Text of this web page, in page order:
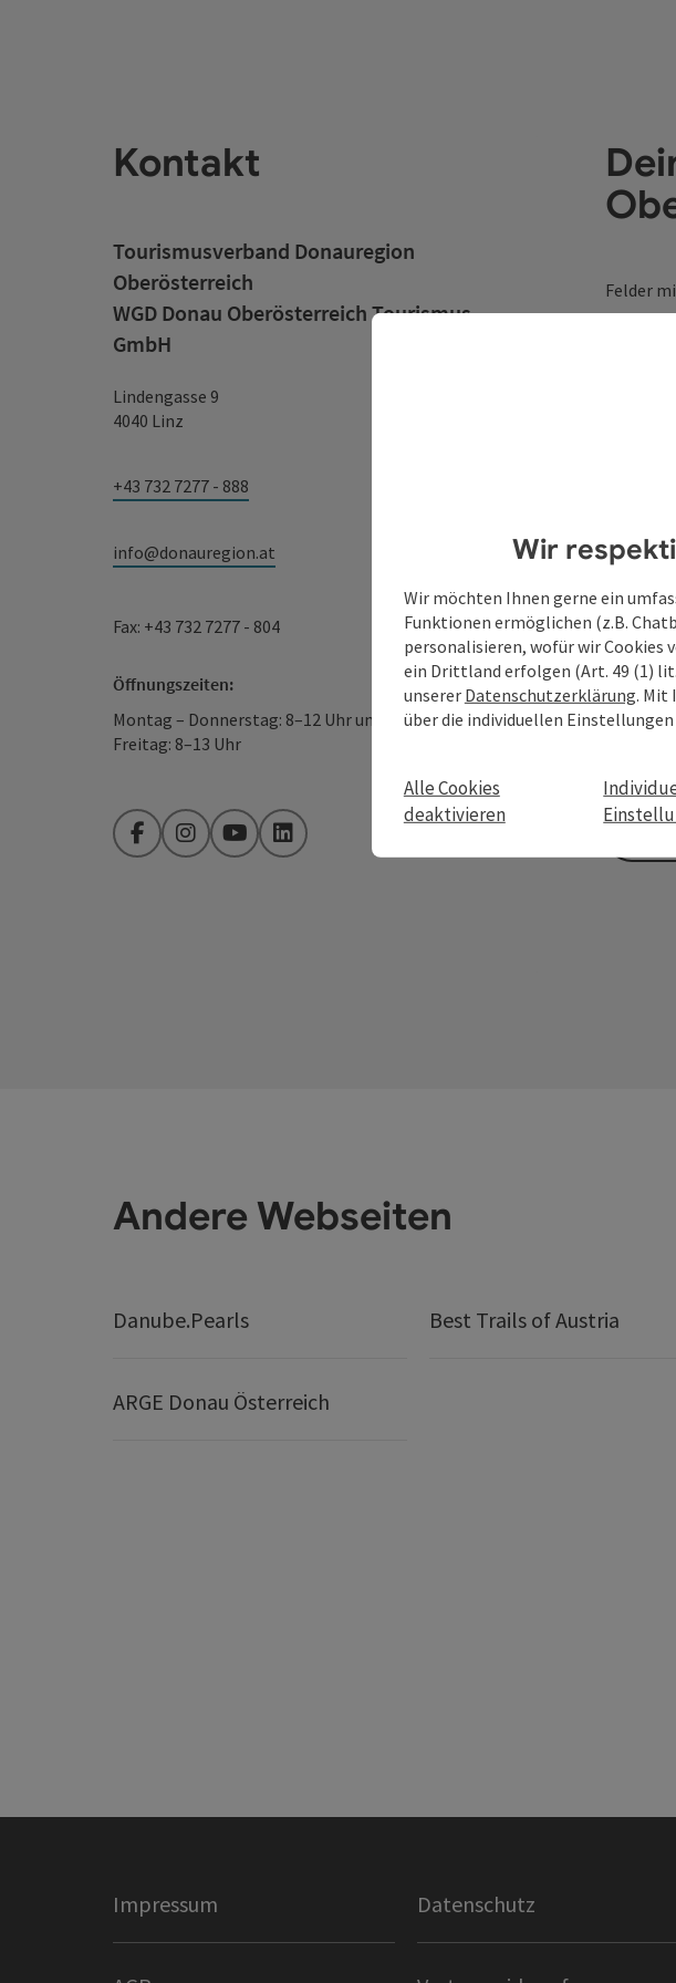
Kontakt
Tourismusverband Donauregion
Oberösterreich
WGD Donau Oberösterreich Tourismus
GmbH
Lindengasse 9
4040 Linz
+43 732 7277 - 888
info@donauregion.at
Fax: +43 732 7277 - 804
Öffnungszeiten:
Montag – Donnerstag: 8–12 Uhr und 13–16 Uhr
Freitag: 8–13 Uhr
FacebookInstagramYouTubeLinkedIn
Felder
ist
Deine
WGD
Andere Webseiten
Danube.Pearls Best Trails of Austria
ARGE Donau Österreich
Impressum Datenschutz
Wir
Wir möchten Ihnen gerne ein
Funktionen ermöglichen (z.B.
personalisieren, wofür wir Cookies
ein Drittland erfolgen (Art. 49 (1)
unserer Datenschutzerklärung. Mit
über die individuellen
Alle Cookies
deaktivieren